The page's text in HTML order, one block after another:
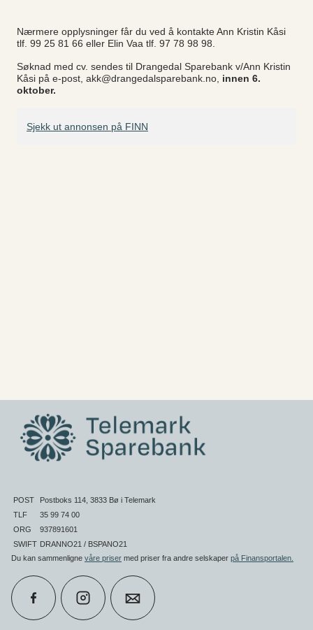
Nærmere opplysninger får du ved å kontakte Ann Kristin Kåsi
tlf. 99 25 81 66 eller Elin Vaa tlf. 97 78 98 98.
Søknad med cv. sendes til Drangedal Sparebank v/Ann Kristin
Kåsi på e-post, akk@drangedalsparebank.no, innen 6.
oktober.
Sjekk ut annonsen på FINN
POST
Postboks 114, 3833 Bø i Telemark
TLF
35 99 74 00
ORG
937891601
SWIFT DRANNO21 / BSPANO21
Du kan sammenligne våre priser med priser fra andre selskaper på Finansportalen